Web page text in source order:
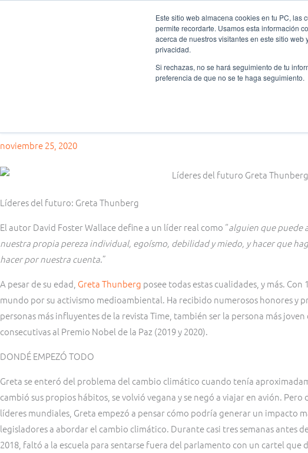
Este sitio web almacena cookies en tu PC,
permite recordarte. Usamos esta información
acerca de nuestros visitantes en este sitio
privacidad.
Si rechazas, no se hará seguimiento de tu
preferencia de que no se te haga seguimiento.
Fundación Actívate Quiénes somos
noviembre 25, 2020
Líderes del futuro: Greta Thunberg
El autor David Foster Wallace define a un líder real como “alguien que puede
nuestra propia pereza individual, egoísmo, debilidad y miedo, y hacer que
hacer por nuestra cuenta.”
A pesar de su edad, Greta Thunberg posee todas estas cualidades, y más.
mundo por su activismo medioambiental. Ha recibido numerosos honores y
personas más influyentes de la revista Time, también ser la persona más
consecutivas al Premio Nobel de la Paz (2019 y 2020).
DONDÉ EMPEZÓ TODO
Greta se enteró del problema del cambio climático cuando tenía
cambió sus propios hábitos, se volvió vegana y se negó a viajar en avión.
líderes mundiales, Greta empezó a pensar cómo podría generar un impacto
legisladores a abordar el cambio climático. Durante casi tres semanas antes
2018, faltó a la escuela para sentarse fuera del parlamento con un cartel que